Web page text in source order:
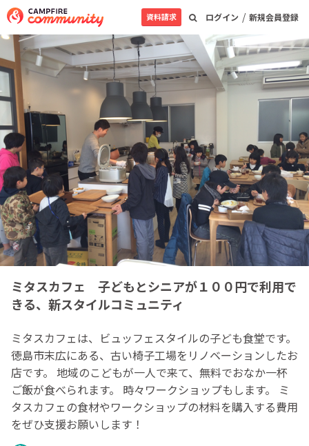
ログイン / 新規会員登録
資料請求
ミタスカフェ 子どもとシニアが１００円で利用で
きる、新スタイルコミュニティ
ミタスカフェは、ビュッフェスタイルの子ども食堂です。
徳島市末広にある、古い椅子工場をリノベーションしたお
店です。 地域のこどもが一人で来て、無料でおなか一杯
ご飯が食べられます。 時々ワークショップもします。 ミ
タスカフェの食材やワークショップの材料を購入する費用
をぜひ支援お願いします！